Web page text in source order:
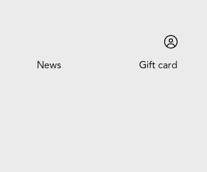
News Giftcard